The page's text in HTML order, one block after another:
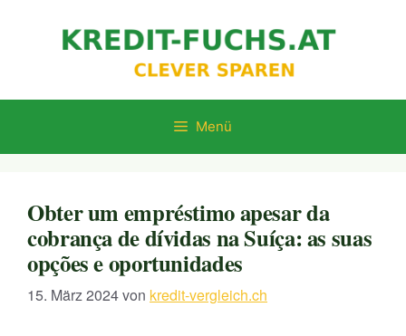
Menü
Obter um empréstimo apesar da
cobrança de dívidas na Suíça: as suas
opções e oportunidades
15. März 2024von kredit-vergleich.ch